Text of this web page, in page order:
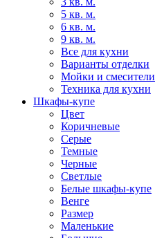
5 кв. м.
6 кв. м.
9 кв. м.
Все для кухни
Варианты отделки
Мойки и смесители
Техника для кухни
Шкафы-купе
Цвет
Коричневые
Серые
Темные
Черные
Светлые
Белые шкафы-купе
Венге
Размер
Маленькие